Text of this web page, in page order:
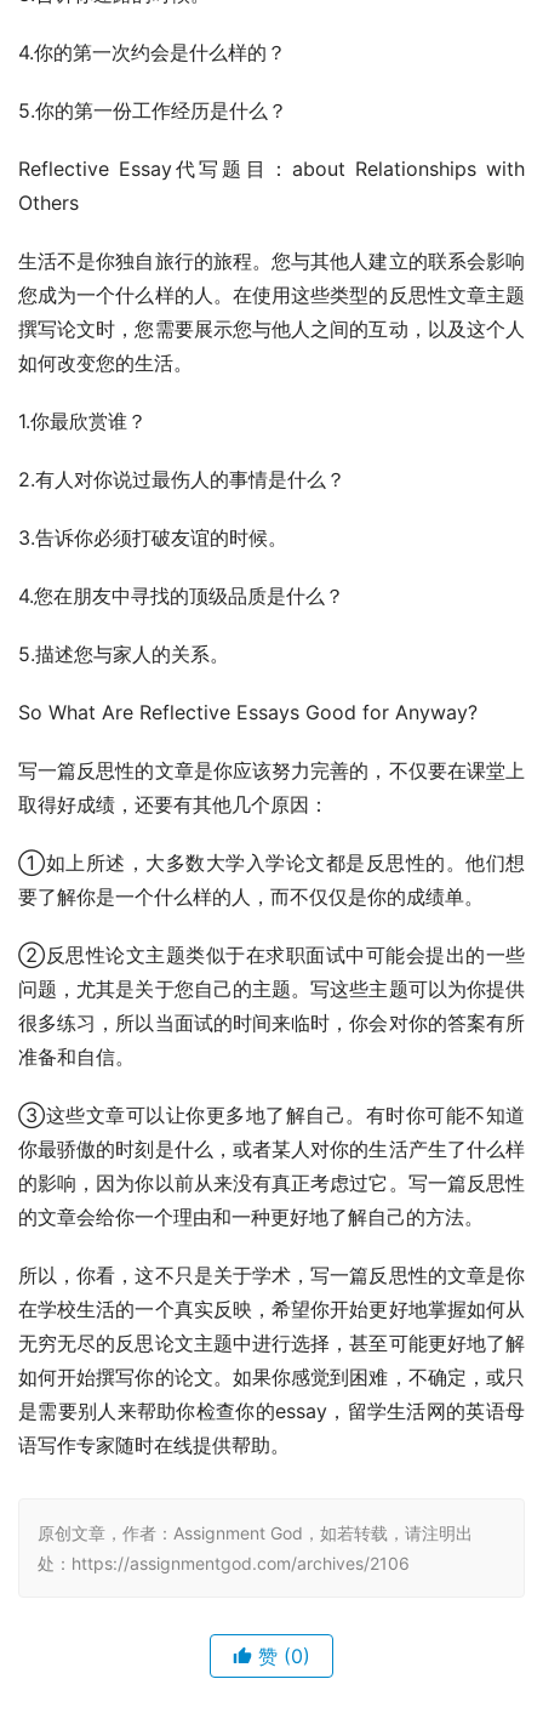
4.你的第一次约会是什么样的？
5.你的第一份工作经历是什么？
Reflective Essay代写题目：about Relationships with
Others
生活不是你独自旅行的旅程。您与其他人建立的联系会影响
您成为一个什么样的人。在使用这些类型的反思性文章主题
撰写论文时，您需要展示您与他人之间的互动，以及这个人
如何改变您的生活。
1.你最欣赏谁？
2.有人对你说过最伤人的事情是什么？
3.告诉你必须打破友谊的时候。
4.您在朋友中寻找的顶级品质是什么？
5.描述您与家人的关系。
So What Are Reflective Essays Good for Anyway?
写一篇反思性的文章是你应该努力完善的，不仅要在课堂上
取得好成绩，还要有其他几个原因：
①如上所述，大多数大学入学论文都是反思性的。他们想
要了解你是一个什么样的人，而不仅仅是你的成绩单。
②反思性论文主题类似于在求职面试中可能会提出的一些
问题，尤其是关于您自己的主题。写这些主题可以为你提供
很多练习，所以当面试的时间来临时，你会对你的答案有所
准备和自信。
③这些文章可以让你更多地了解自己。有时你可能不知道
你最骄傲的时刻是什么，或者某人对你的生活产生了什么样
的影响，因为你以前从来没有真正考虑过它。写一篇反思性
的文章会给你一个理由和一种更好地了解自己的方法。
所以，你看，这不只是关于学术，写一篇反思性的文章是你
在学校生活的一个真实反映，希望你开始更好地掌握如何从
无穷无尽的反思论文主题中进行选择，甚至可能更好地了解
如何开始撰写你的论文。如果你感觉到困难，不确定，或只
是需要别人来帮助你检查你的essay，留学生活网的英语母
语写作专家随时在线提供帮助。
原创文章，作者：Assignment God，如若转载，请注明出
处：https://assignmentgod.com/archives/2106
赞 (0)